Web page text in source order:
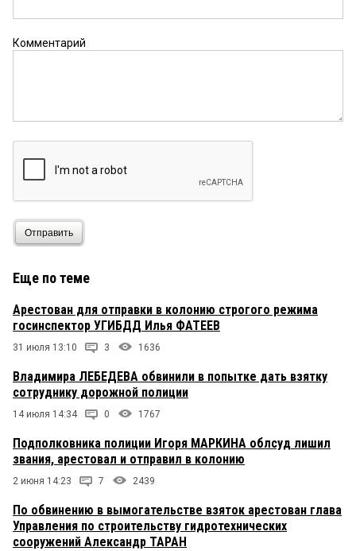
Комментарий
Отправить
Еще по теме
Арестован для отправки в колонию строгого режима
госинспектор УГИБДД Илья ФАТЕЕВ
31 июля 13:10 3 1636
Владимира ЛЕБЕДЕВА обвинили в попытке дать взятку
сотруднику дорожной полиции
14 июля 14:34 0 1767
Подполковника полиции Игоря МАРКИНА облсуд лишил
звания, арестовал и отправил в колонию
2 июня 14:23 7 2439
По обвинению в вымогательстве взяток арестован глава
Управления по строительству гидротехнических
сооружений Александр ТАРАН